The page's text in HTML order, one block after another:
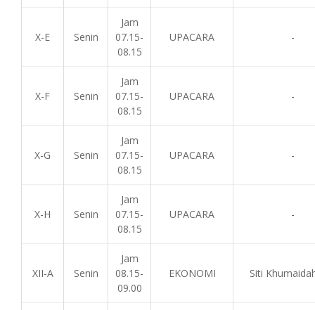
X-E Senin
Jam
07.15-
08.15
UPACARA -
X-F Senin
Jam
07.15-
08.15
UPACARA -
X-G Senin
Jam
07.15-
08.15
UPACARA -
X-H Senin
Jam
07.15-
08.15
UPACARA -
XII-A Senin
Jam
08.15-
09.00
EKONOMI Siti